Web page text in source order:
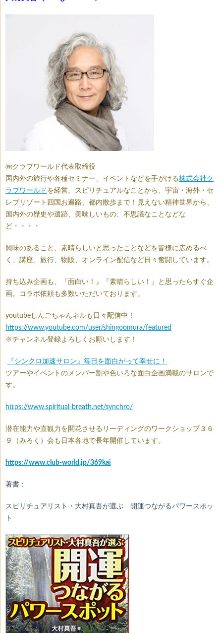
㈱クラブワールド代表取締役
国内外の旅行や各種セミナー、イベントなどを手がける株式会社ク
ラブワールド を経営。スピリチュアルなことから、宇宙・海外・セ
レブリゾート四国お遍路、都内散歩まで！見えない精神世界から、
国内外の歴史や遺跡、美味しいもの、不思議なことなどな
ど・・・・
興味のあること、素晴らしいと思ったことなどを皆様に広めるべ
く、講座、旅行、物販、オンライン配信など日々奮闘しています。
持ち込み企画も、『面白い！』『素晴らしい！』と思ったらすぐ企
画。コラボ依頼も多数いただいております。
youtubeしんごちゃんネルも日々配信中！
https://www.youtube.com/user/shingoomura/featured
※チャンネル登録よろしくお願いします！
『シンクロ加速サロン』毎日を面白がって幸せに！
ツアーやイベントのメンバー割や色いろな面白企画満載のサロンで
す。
https://www.spiritual-breath.net/synchro/
潜在能力や直観力を開花させるリーディングのワークショップ３６
９（みろく）会も日本各地で長年開催しています。
https://www.club-world.jp/369kai
著書：
スピリチュアリスト・大村真吾が選ぶ 開運つながるパワースポッ
ト